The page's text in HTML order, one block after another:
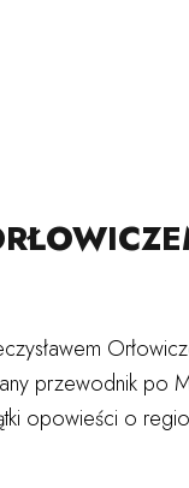
przewodnik po
opowieści o